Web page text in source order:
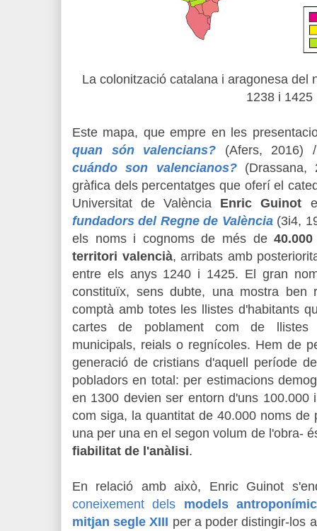
La colonització catalana i aragonesa del
1238 i 1425
Este mapa, que empre en les
quan són valencians? (Afers,
cuándo son valencianos?(Drassana,
gràfica dels percentatges que oferí el
Universitat de València Enric Guinot
fundadors del Regne de València (3i4,
els noms i cognoms de més de
territori valencià, arribats amb
entre els anys 1240 i 1425. El gran
constituïx, sens dubte, una mostra ben
comptà amb totes les llistes d'habitants
cartes de poblament com de llistes
municipals, reials o regnícoles. Hem de
generació de cristians d'aquell període
pobladors en total: per estimacions
en 1300 devien ser entorn d'uns
com siga, la quantitat de 40.000 noms de
una per una en el segon volum de l'obra-
fiabilitat de l'anàlisi.
En relació amb això, Enric Guinot
coneixement dels models
mitjan segle XIII per a poder distingir-los